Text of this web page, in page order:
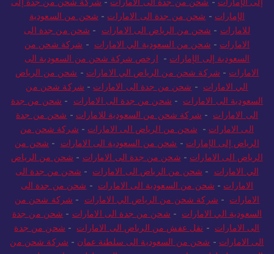
الإمارات - شحن من جدة الى الامارات - شحن من السعودية
للامارات - شحن من الرياض الى الامارات - شحن من جدة الى
الامارات - شحن من السعودية الي الامارات - شركة شحن من
السعودية إلى الإمارات - ارخص شركة شحن من السعودية الى
الامارات - شركة شحن من الرياض الي الامارات - شحن من الرياض
الي الامارات - شحن من جدة الى الامارات - شركة شحن من
السعودية الى الامارات - شحن من جدة الى الامارات - شحن من جدة
الى الامارات - شركة شحن من السعودية للامارات - شحن من جدة
الى الامارات - شحن من الرياض الى الامارات - شركة شحن من
الرياض إلى الإمارات - شحن من السعودية الى الامارات - شحن من
الرياض الى الامارات - شحن من جدة الى الامارات - شحن من الرياض
الي الامارات - شحن من الرياض الى الامارات - شحن من جدة الى
الامارات - شحن من السعودية الى الامارات - شحن من جدة الى
الامارات - شركة شحن من الرياض الي الامارات - شركة شحن من
السعودية الي الامارات - شحن من جدة الى الامارات - شحن من جدة
الى الامارات - نقل عفش من الرياض الى الامارات - شحن من جدة
الى الامارات - شحن من السعودية الى سلطنة عمان - شركة شحن من